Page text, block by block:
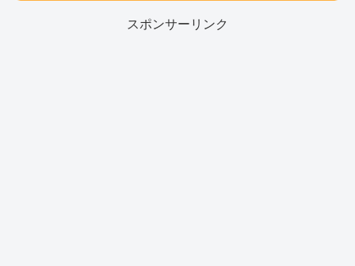
スポンサーリンク